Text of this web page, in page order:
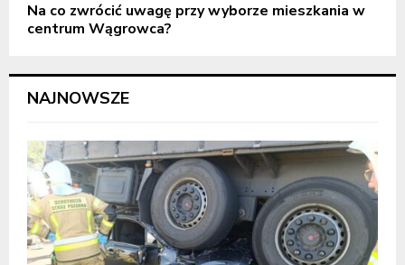
Na co zwrócić uwagę przy wyborze mieszkania w
centrum Wągrowca?
NAJNOWSZE